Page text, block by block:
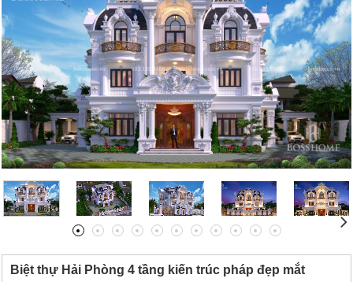
Biệt thự Hải Phòng 4 tầng kiến trúc pháp đẹp mắt